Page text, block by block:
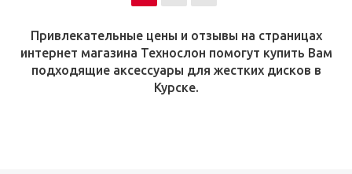
Привлекательные цены и отзывы на страницах
интернет магазина Технослон помогут купить Вам
подходящие аксессуары для жестких дисков в
Курске.